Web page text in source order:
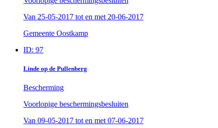
Van 25-05-2017 tot en met 20-06-2017
Gemeente Oostkamp
ID: 97
Linde op de Pullenberg
Bescherming
Voorlopige beschermingsbesluiten
Van 09-05-2017 tot en met 07-06-2017